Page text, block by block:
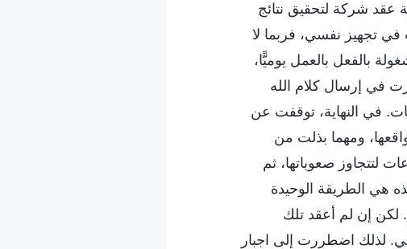
عقد شركة لتحقيق نتائج
تجهيز نفسي، فربما لا
بالفعل بالعمل يوميًّا،
في إرسال كلام الله
في النهاية، توقفت عن
ومهما بذلت من
صعوباتها، ثم
هي الطريقة الوحيدة
لكن إن لم أعقد تلك
لذلك اضطررت إلى اجبار